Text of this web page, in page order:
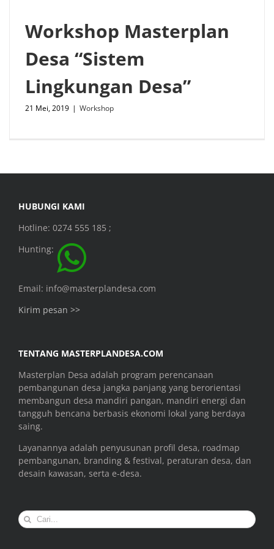
Workshop Masterplan
Desa “Sistem
Lingkungan Desa”
21 Mei, 2019 | Workshop
HUBUNGI KAMI
Hotline: 0274 555 185 ;
Hunting:
Email: info@masterplandesa.com
Kirim pesan >>
TENTANG MASTERPLANDESA.COM
Masterplan Desa adalah program perencanaan
pembangunan desa jangka panjang yang berorientasi
membangun desa mandiri pangan, mandiri energi dan
tangguh bencana berbasis ekonomi lokal yang berdaya
saing.
Layanannya adalah penyusunan profil desa, roadmap
pembangunan, branding & festival, peraturan desa, dan
desain kawasan, serta e-desa.
Search
for: